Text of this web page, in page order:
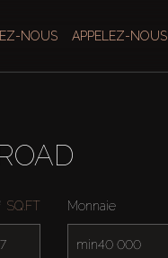
NOUS APPELEZ-NOUS
SQ.FT Monnaie
min